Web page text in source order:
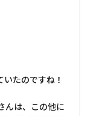
たのですね！
んは、この他に